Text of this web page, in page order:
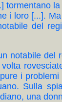
tormentano
i loro [...].
del
notabile
i
Sulla
una